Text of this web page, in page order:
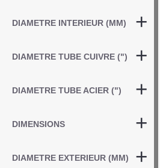
DIAMETRE INTERIEUR (MM)
DIAMETRE TUBE CUIVRE (")
DIAMETRE TUBE ACIER (")
DIMENSIONS
DIAMETRE EXTERIEUR (MM)